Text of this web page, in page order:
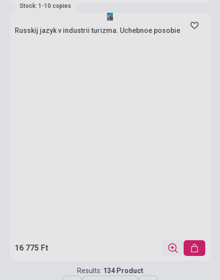
Stock: 1-10 copies
Russkij jazyk v industrii turizma. Uchebnoe posobie
16 775 Ft
Results: 134 Product